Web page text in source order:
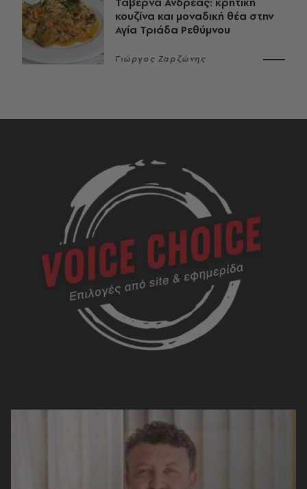
κουζίνα και μοναδική θέα στην
Αγία Τριάδα Ρεθύμνου
Γιώργος Ζαρζώνης